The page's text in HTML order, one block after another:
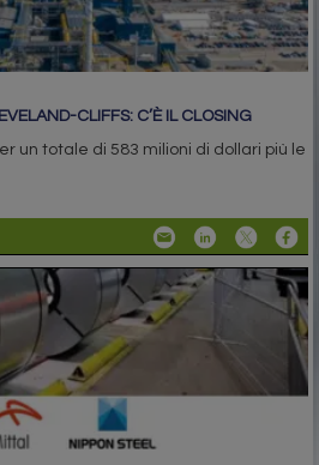
CLIFFS: C’È IL CLOSING
un totale di 583 milioni di dollari più le